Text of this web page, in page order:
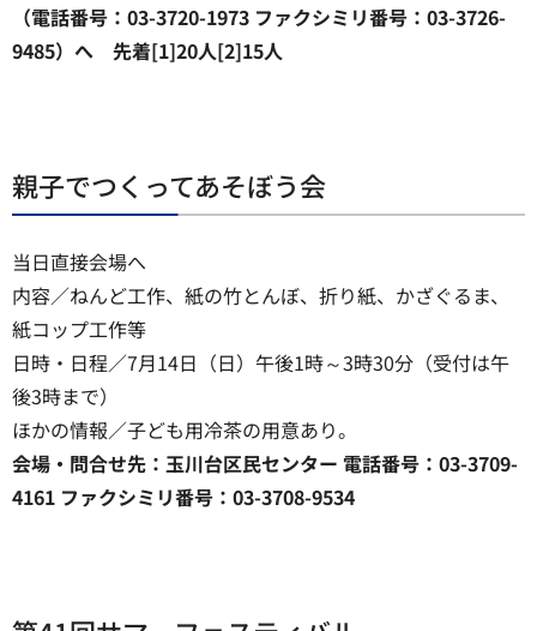
（電話番号：03-3720-1973 ファクシミリ番号：03-3726-
9485）へ 先着[1]20人[2]15人
親子でつくってあそぼう会
当日直接会場へ
内容／ねんど工作、紙の竹とんぼ、折り紙、かざぐるま、
紙コップ工作等
日時・日程／7月14日（日）午後1時～3時30分（受付は午
後3時まで）
ほかの情報／子ども用冷茶の用意あり。
会場・問合せ先：玉川台区民センター 電話番号：03-3709-
4161 ファクシミリ番号：03-3708-9534